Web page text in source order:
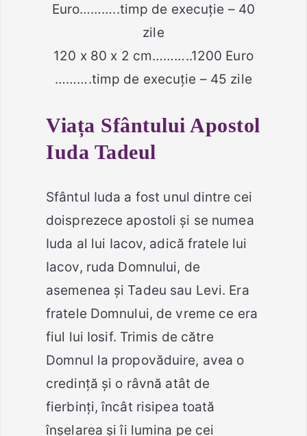
Euro………..timp de execuție – 40
zile
120 x 80 x 2 cm………..1200 Euro
……….timp de execuție – 45 zile
Viața Sfântului Apostol
Iuda Tadeul
Sfântul Iuda a fost unul dintre cei
doisprezece apostoli şi se numea
Iuda al lui Iacov, adică fratele lui
Iacov, ruda Domnului, de
asemenea şi Tadeu sau Levi. Era
fratele Domnului, de vreme ce era
fiul lui Iosif. Trimis de către
Domnul la propovăduire, avea o
credinţă şi o râvnă atât de
fierbinţi, încât risipea toată
înşelarea şi îi lumina pe cei